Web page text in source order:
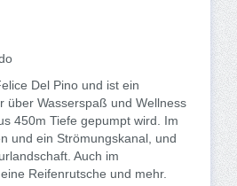
Del Pino und ist ein
über Wasserspaß und Wellness
450m Tiefe gepumpt wird. Im
und ein Strömungskanal, und
Auch im
Reifenrutsche und mehr.